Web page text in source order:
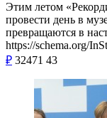
Этим летом
провести день в
превращаются в
https://schema.org/
₽ 32471 43